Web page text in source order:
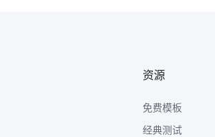
资源
免费模板
经典测试